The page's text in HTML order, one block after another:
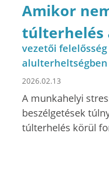
Amikor
túlterhelés
vezetői felelősség
alulterheltségben
2026.02.13
A munkahelyi
beszélgetések
túlterhelés körül